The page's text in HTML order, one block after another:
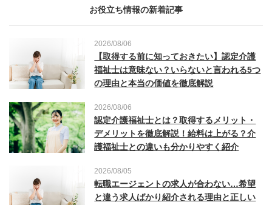
お役立ち情報の新着記事
2026/08/06
【取得する前に知っておきたい】認定介護
福祉士は意味ない？いらないと言われる5つ
の理由と本当の価値を徹底解説
2026/08/06
認定介護福祉士とは？取得するメリット・
デメリットを徹底解説！給料は上がる？介
護福祉士との違いも分かりやすく紹介
2026/08/05
転職エージェントの求人が合わない…希望
と違う求人ばかり紹介される理由と正しい